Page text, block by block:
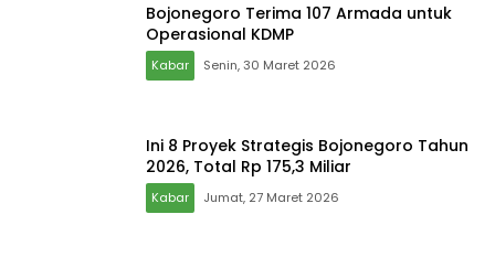
Bojonegoro Terima 107 Armada untuk
Operasional KDMP
Kabar Senin, 30 Maret 2026
Ini 8 Proyek Strategis Bojonegoro Tahun
2026, Total Rp 175,3 Miliar
Kabar Jumat, 27 Maret 2026